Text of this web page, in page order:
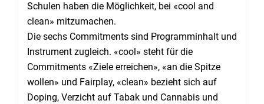
Schulen haben die Möglichkeit, bei «cool and
clean» mitzumachen.
Die sechs Commitments sind Programminhalt und
Instrument zugleich. «cool» steht für die
Commitments «Ziele erreichen», «an die Spitze
wollen» und Fairplay, «clean» bezieht sich auf
Doping, Verzicht auf Tabak und Cannabis und